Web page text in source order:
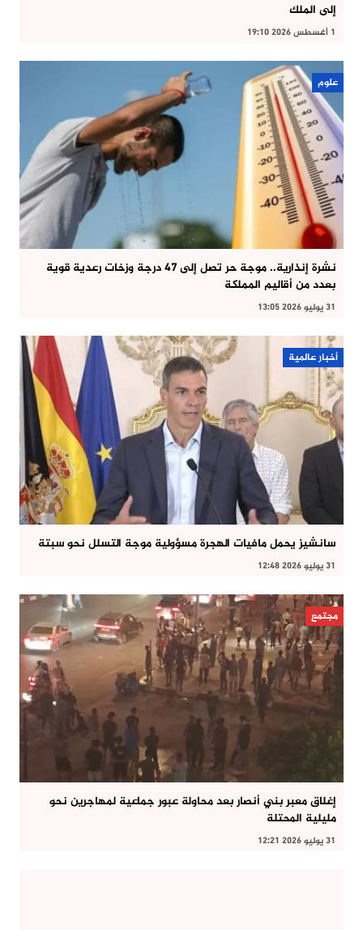
إلى الملك
1 أغسطس 2026 19:10
علوم
نشرة إنذارية.. موجة حر تصل إلى 47 درجة وزخات رعدية قوية
بعدد من أقاليم المملكة
31 يوليو 2026 13:05
أخبار عالمية
سانشيز يحمل مافيات الهجرة مسؤولية موجة التسلل نحو سبتة
31 يوليو 2026 12:48
مجتمع
إغلاق معبر بني أنصار بعد محاولة عبور جماعية لمهاجرين نحو
مليلية المحتلة
31 يوليو 2026 12:21